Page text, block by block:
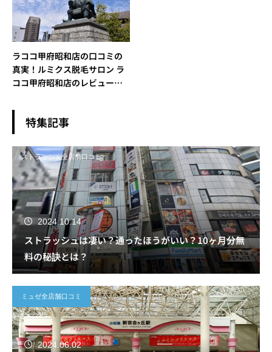
ラココ甲府昭和店の口コミの
真実！ルミクス脱毛サロン ラ
ココ甲府昭和店のレビュー＆
特集記事
ストラッシュ全店舗口コミ
2024.10.14
ストラッシュは凄い？通ったほうがいい？10ヶ月分無
料の秘訣とは？
ミュゼ全店舗口コミ
2024.06.02